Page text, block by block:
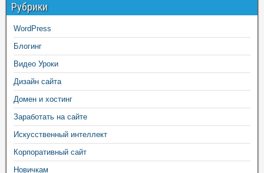
Рубрики
WordPress
Блогинг
Видео Уроки
Дизайн сайта
Домен и хостинг
Заработать на сайте
Искусственный интеллект
Корпоративный сайт
Новичкам